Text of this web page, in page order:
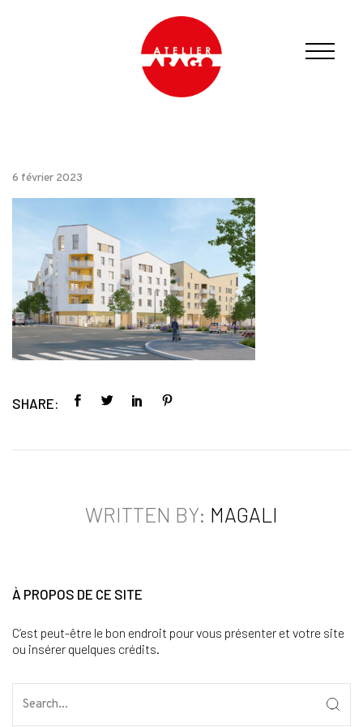
6 février 2023
SHARE:
WRITTEN BY: MAGALI
À PROPOS DE CE SITE
C’est peut-être le bon endroit pour vous présenter et votre site
ou insérer quelques crédits.